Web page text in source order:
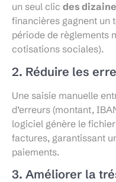
un seul clic des
financières gagnent un
période de règlements
cotisations sociales).
2. Réduire les
Une saisie manuelle
d’erreurs (montant,
logiciel génère le
factures, garantissant
paiements.
3. Améliorer la